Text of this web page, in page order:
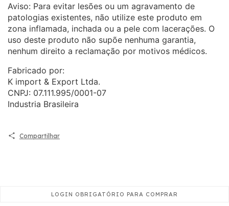
Aviso: Para evitar lesões ou um agravamento de
patologias existentes, não utilize este produto em
zona inflamada, inchada ou a pele com lacerações. O
uso deste produto não supõe nenhuma garantia,
nenhum direito a reclamação por motivos médicos.
Fabricado por:
K import & Export Ltda.
CNPJ: 07.111.995/0001-07
Industria Brasileira
Compartilhar